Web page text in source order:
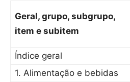
Geral, grupo, subgrupo,
item e subitem
Índice geral
1. Alimentação e bebidas